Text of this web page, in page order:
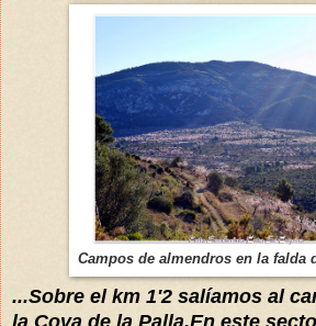
Campos de almendros en la falda
...Sobre el km 1'2 salíamos al